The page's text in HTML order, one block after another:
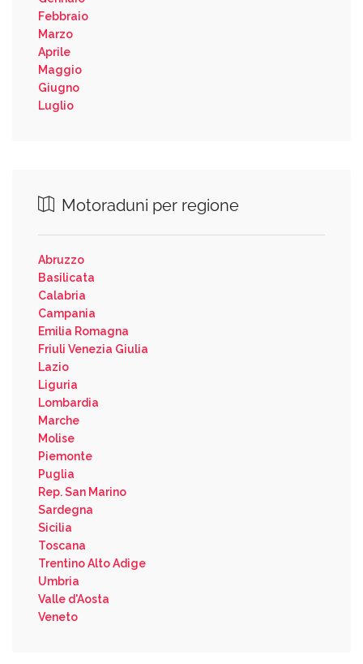
Febbraio
Marzo
Aprile
Maggio
Giugno
Luglio
Motoraduni per regione
Abruzzo
Basilicata
Calabria
Campania
Emilia Romagna
Friuli Venezia Giulia
Lazio
Liguria
Lombardia
Marche
Molise
Piemonte
Puglia
Rep. San Marino
Sardegna
Sicilia
Toscana
Trentino Alto Adige
Umbria
Valle d'Aosta
Veneto